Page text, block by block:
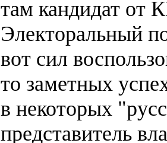
там кандидат от
Электоральный
вот сил
то заметных
в некоторых
представитель